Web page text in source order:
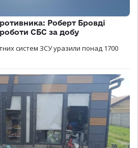
Роберт Бровді
СБС за добу
систем ЗСУ уразили понад 1700